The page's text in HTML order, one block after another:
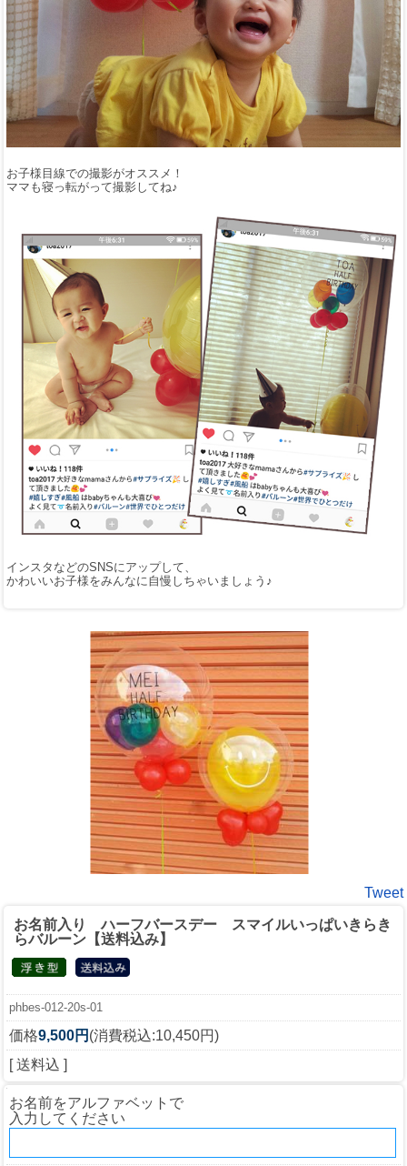
お子様目線での撮影がオススメ！
ママも寝っ転がって撮影してね♪
インスタなどのSNSにアップして、
かわいいお子様をみんなに自慢しちゃいましょう♪
Tweet
お名前入り ハーフバースデー スマイルいっぱいきらき
らバルーン【送料込み】
phbes-012-20s-01
価格9,500円 (消費税込:10,450円)
[ 送料込 ]
お名前をアルファベットで
入力してください